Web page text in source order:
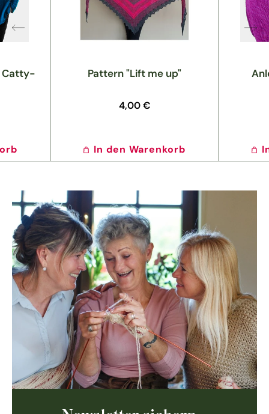
Catty- Pattern "Lift me up"
Normaler
4,00 €
In den Warenkorb